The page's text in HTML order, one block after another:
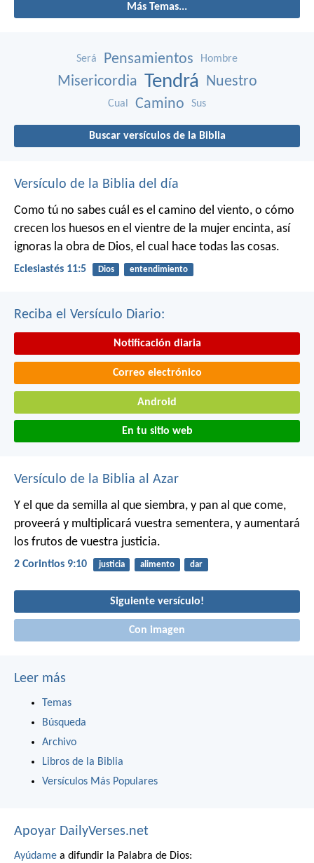
Más Temas...
Será Pensamientos Hombre
Misericordia Tendrá Nuestro
Cual Camino Sus
Buscar versículos de la Biblia
Versículo de la Biblia del día
Como tú no sabes cuál es el camino del viento, o cómo
crecen los huesos en el vientre de la mujer encinta, así
ignoras la obra de Dios, el cual hace todas las cosas.
Eclesiastés 11:5 Dios entendimiento
Reciba el Versículo Diario:
Notificación diaria
Correo electrónico
Android
En tu sitio web
Versículo de la Biblia al Azar
Y el que da semilla al que siembra, y pan al que come,
proveerá y multiplicará vuestra sementera, y aumentará
los frutos de vuestra justicia.
2 Corintios 9:10 justicia alimento dar
Siguiente versículo!
Con imagen
Leer más
Temas
Búsqueda
Archivo
Libros de la Biblia
Versículos Más Populares
Apoyar DailyVerses.net
Ayúdame a difundir la Palabra de Dios: